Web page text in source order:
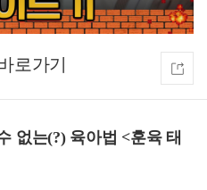
없는(?) 육아법 <훈육 태